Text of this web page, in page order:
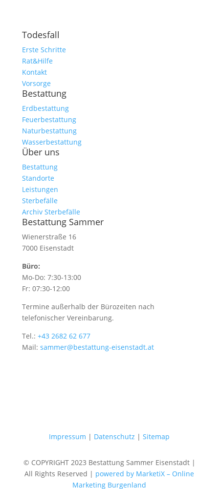
Todesfall
Erste Schritte
Rat&Hilfe
Kontakt
Vorsorge
Bestattung
Erdbestattung
Feuerbestattung
Naturbestattung
Wasserbestattung
Über uns
Bestattung
Standorte
Leistungen
Sterbefälle
Archiv Sterbefälle
Bestattung Sammer
Wienerstraße 16
7000 Eisenstadt
Büro:
Mo-Do: 7:30-13:00
Fr: 07:30-12:00
Termine außerhalb der Bürozeiten nach
telefonischer Vereinbarung.
Tel.: +43 2682 62 677
Mail: sammer@bestattung-eisenstadt.at
Impressum | Datenschutz |Sitemap
© COPYRIGHT 2023 Bestattung Sammer Eisenstadt |
All Rights Reserved | powered by MarketiX – Online
Marketing Burgenland